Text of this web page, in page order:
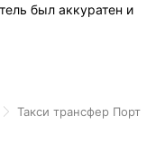
был аккуратен и
Такси трансфер Порт